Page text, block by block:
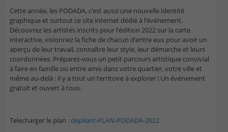
Cette année, les PODADA, c’est aussi une nouvelle identité
graphique et surtout ce site internet dédié à l’événement.
Découvrez les artistes inscrits pour l’édition 2022 sur la carte
interactive, visionnez la fiche de chacun d’entre eux pour avoir un
aperçu de leur travail, connaître leur style, leur démarche et leurs
coordonnées. Préparez-vous un petit parcours artistique convivial
à faire en famille ou entre amis dans votre quartier, votre ville et
même au-delà : il y a tout un territoire à explorer ! Un événement
gratuit et ouvert à tous.
Telecharger le plan : depliant-PLAN-PODADA-2022